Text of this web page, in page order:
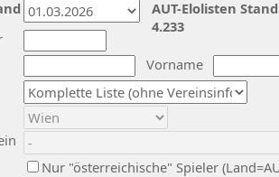
Vorname
Nur "österreichische" Spieler
AUT-Elolisten
4.233